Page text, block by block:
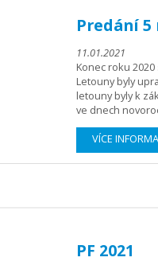
Predání 5
11.01.2021
Konec roku
Letouny byly
letouny byly k
ve dnech
VÍCE
PF 2021